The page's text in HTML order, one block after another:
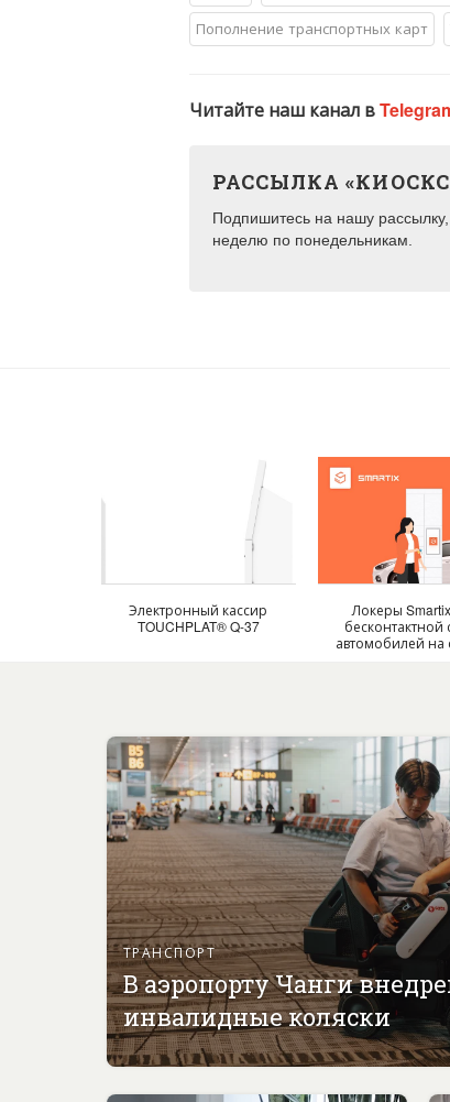
Пополнение транспортных карт
Читайте наш канал в
РАССЫЛКА
Подпишитесь на нашу
неделю по понедельникам.
Электронный кассир
TOUCHPLAT® Q-37
Локеры
бесконтактной
автомобилей на
ТРАНСПОРТ
В аэропорту Чанги
инвалидные коляски